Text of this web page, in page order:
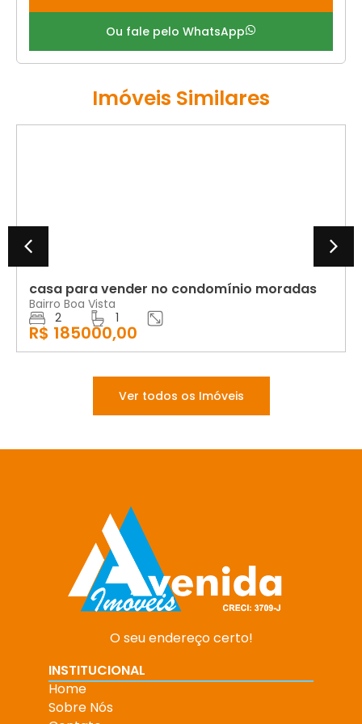
Ou fale pelo WhatsApp
Imóveis Similares
casa para vender no condomínio moradas
Bairro Boa Vista
2
1
R$ 185000,00
Ver todos os Imóveis
O seu endereço certo!
INSTITUCIONAL
Home
Sobre Nós